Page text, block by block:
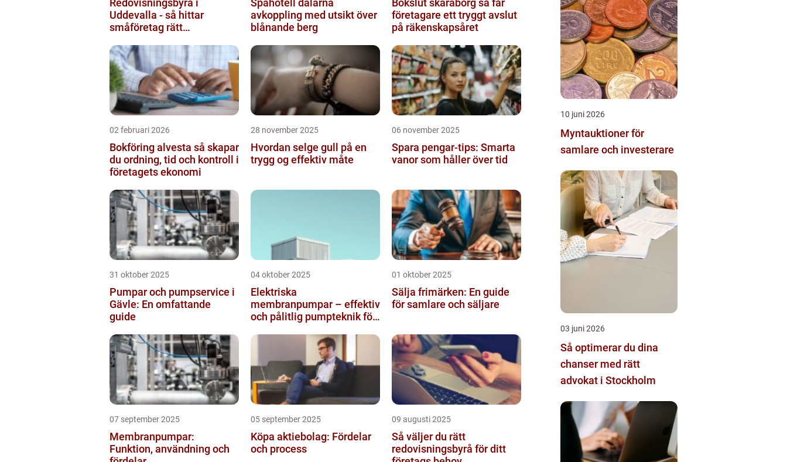
Redovisningsbyrå i
Uddevalla - så hittar
småföretag rätt
Spahotell dalarna
avkoppling med utsikt över
blånande berg
Bokslut skaraborg så får
företagare ett tryggt avslut
på räkenskapsåret
02 februari 2026
Bokföring alvesta så skapar
du ordning, tid och kontroll i
företagets ekonomi
28 november 2025
Hvordan selge gull på en
trygg og effektiv måte
06 november 2025
Spara pengar-tips: Smarta
vanor som håller över tid
31 oktober 2025
Pumpar och pumpservice i
Gävle: En omfattande
guide
04 oktober 2025
Elektriska
membranpumpar – effektiv
och pålitlig pumpteknik för
01 oktober 2025
Sälja frimärken: En guide
för samlare och säljare
07 september 2025
Membranpumpar:
Funktion, användning och
05 september 2025
Köpa aktiebolag: Fördelar
och process
09 augusti 2025
Så väljer du rätt
redovisningsbyrå för ditt
10 juni 2026
Myntauktioner för
samlare och investerare
03 juni 2026
Så optimerar du dina
chanser med rätt
advokat i Stockholm